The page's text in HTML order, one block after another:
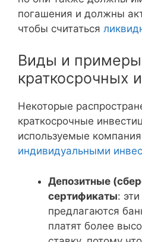
погашения и должны
чтобы считаться
Виды и примеры
краткосрочных
Некоторые
краткосрочные
используемые
индивидуальными
Депозитные
сертификаты:
предлагаются
платят более